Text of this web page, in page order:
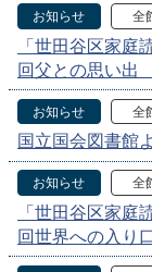
お知らせ 全
「世田谷区家
回父との思い出
お知らせ 全
国立国会図書館
お知らせ 全
「世田谷区家
回世界への入り